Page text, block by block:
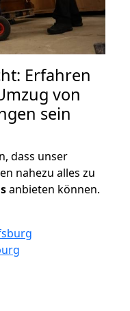
Erfahren
von
sein
dass unser
nahezu alles zu
anbieten können.